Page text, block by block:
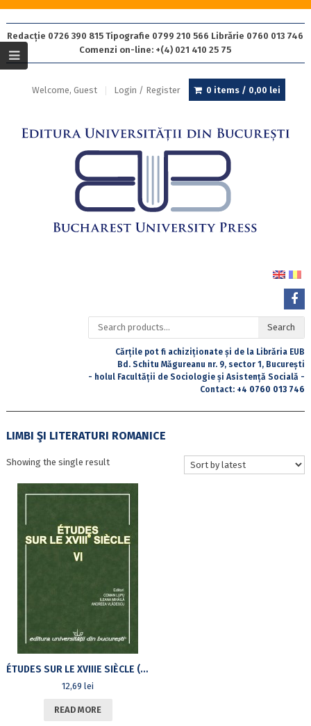
Redacție 0726 390 815 Tipografie 0799 210 566 Librărie 0760 013 746
Comenzi on-line: +(4) 021 410 25 75
Welcome, Guest Login / Register 0 items / 0,00 lei
Search
for:
Search
Cărțile pot fi achiziționate și de la Librăria EUB
Bd. Schitu Măgureanu nr. 9, sector 1, București
- holul Facultății de Sociologie și Asistență Socială -
Contact: +4 0760 013 746
LIMBI ŞI LITERATURI ROMANICE
Showing the single result
ÉTUDES SUR LE XVIIIE SIÈCLE (VI)
12,69lei
READ MORE